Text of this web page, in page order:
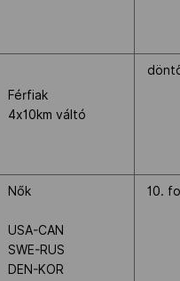
Férfiak
4x10km váltó
Nők
USA-CAN
SWE-RUS
DEN-KOR
10.